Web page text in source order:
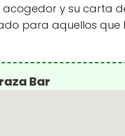
acogedor y su carta
para aquellos que
Bar